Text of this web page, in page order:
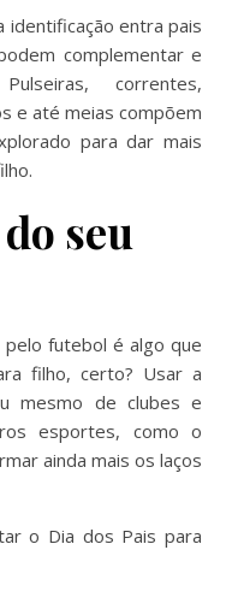
identificação entra pais
complementar e
correntes,
e até meias compõem
para dar mais
seu
futebol é algo que
filho, certo? Usar a
mesmo de clubes e
esportes, como o
ainda mais os laços
o Dia dos Pais para